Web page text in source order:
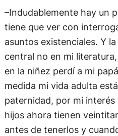
–Indudablemente hay un
tiene que ver con
asuntos existenciales. Y
central no en mi
en la niñez perdí a mi
medida mi vida adulta
paternidad, por mi
hijos ahora tienen
antes de tenerlos y